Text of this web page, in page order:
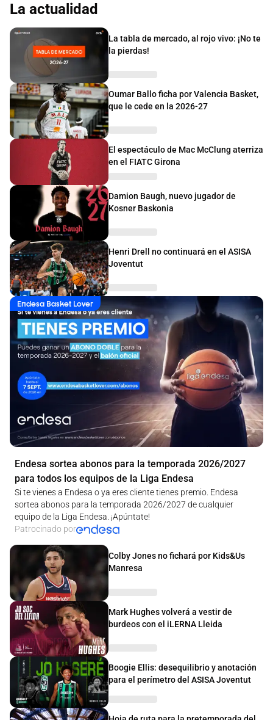
La actualidad
La tabla de mercado, al rojo vivo: ¡No te
la pierdas!
Oumar Ballo ficha por Valencia Basket,
que le cede en la 2026-27
El espectáculo de Mac McClung aterriza
en el FIATC Girona
Damion Baugh, nuevo jugador de
Kosner Baskonia
Henri Drell no continuará en el ASISA
Joventut
Endesa Basket Lover
Endesa sortea abonos para la temporada 2026/2027
para todos los equipos de la Liga Endesa
Si te vienes a Endesa o ya eres cliente tienes premio. Endesa
sortea abonos para la temporada 2026/2027 de cualquier
equipo de la Liga Endesa. ¡Apúntate!
Patrocinado por
Colby Jones no fichará por Kids&Us
Manresa
Mark Hughes volverá a vestir de
burdeos con el iLERNA Lleida
Boogie Ellis: desequilibrio y anotación
para el perímetro del ASISA Joventut